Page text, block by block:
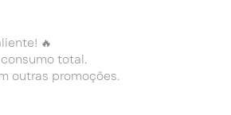
🔥
total.
outras promoções.